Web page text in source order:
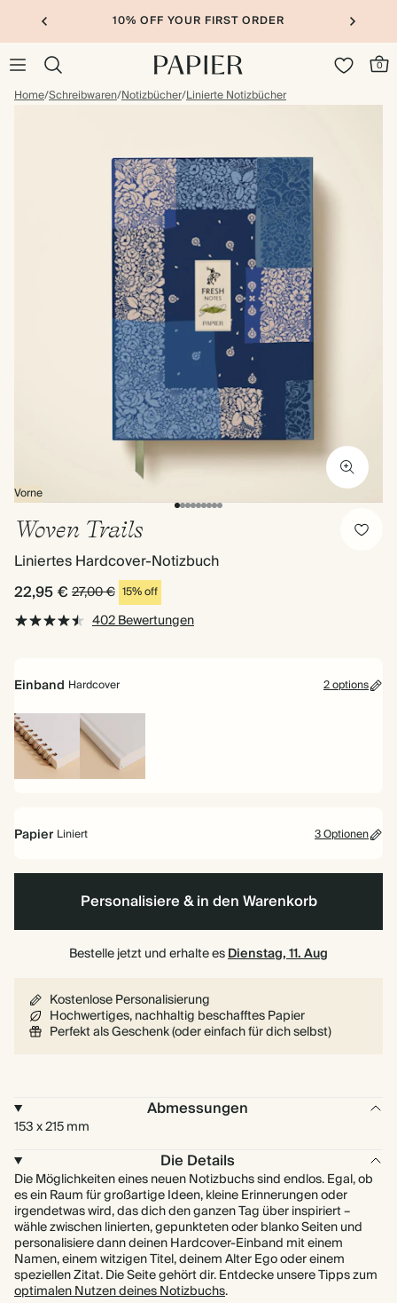
10% OFF YOUR FIRST ORDER
0
Home/Schreibwaren/Notizbücher/Linierte Notizbücher
Vorne
Woven Trails
Liniertes Hardcover-Notizbuch
22,95 € 27,00 € 15% off
402 Bewertungen
Einband Hardcover 2 options
SpiralgebundenHardcover
Papier Liniert 3 Optionen
LiniertSchlichtBullet/Gepunktet
Personalisiere & in den Warenkorb
Bestelle jetzt und erhalte esDienstag, 11. Aug
Kostenlose Personalisierung
Hochwertiges, nachhaltig beschafftes Papier
Perfekt als Geschenk (oder einfach für dich selbst)
Abmessungen
153 x 215 mm
Die Details
Die Möglichkeiten eines neuen Notizbuchs sind endlos. Egal, ob
es ein Raum für großartige Ideen, kleine Erinnerungen oder
irgendetwas wird, das dich den ganzen Tag über inspiriert –
wähle zwischen linierten, gepunkteten oder blanko Seiten und
personalisiere dann deinen Hardcover-Einband mit einem
Namen, einem witzigen Titel, deinem Alter Ego oder einem
speziellen Zitat. Die Seite gehört dir. Entdecke unsere Tipps zum
optimalen Nutzen deines Notizbuchs.